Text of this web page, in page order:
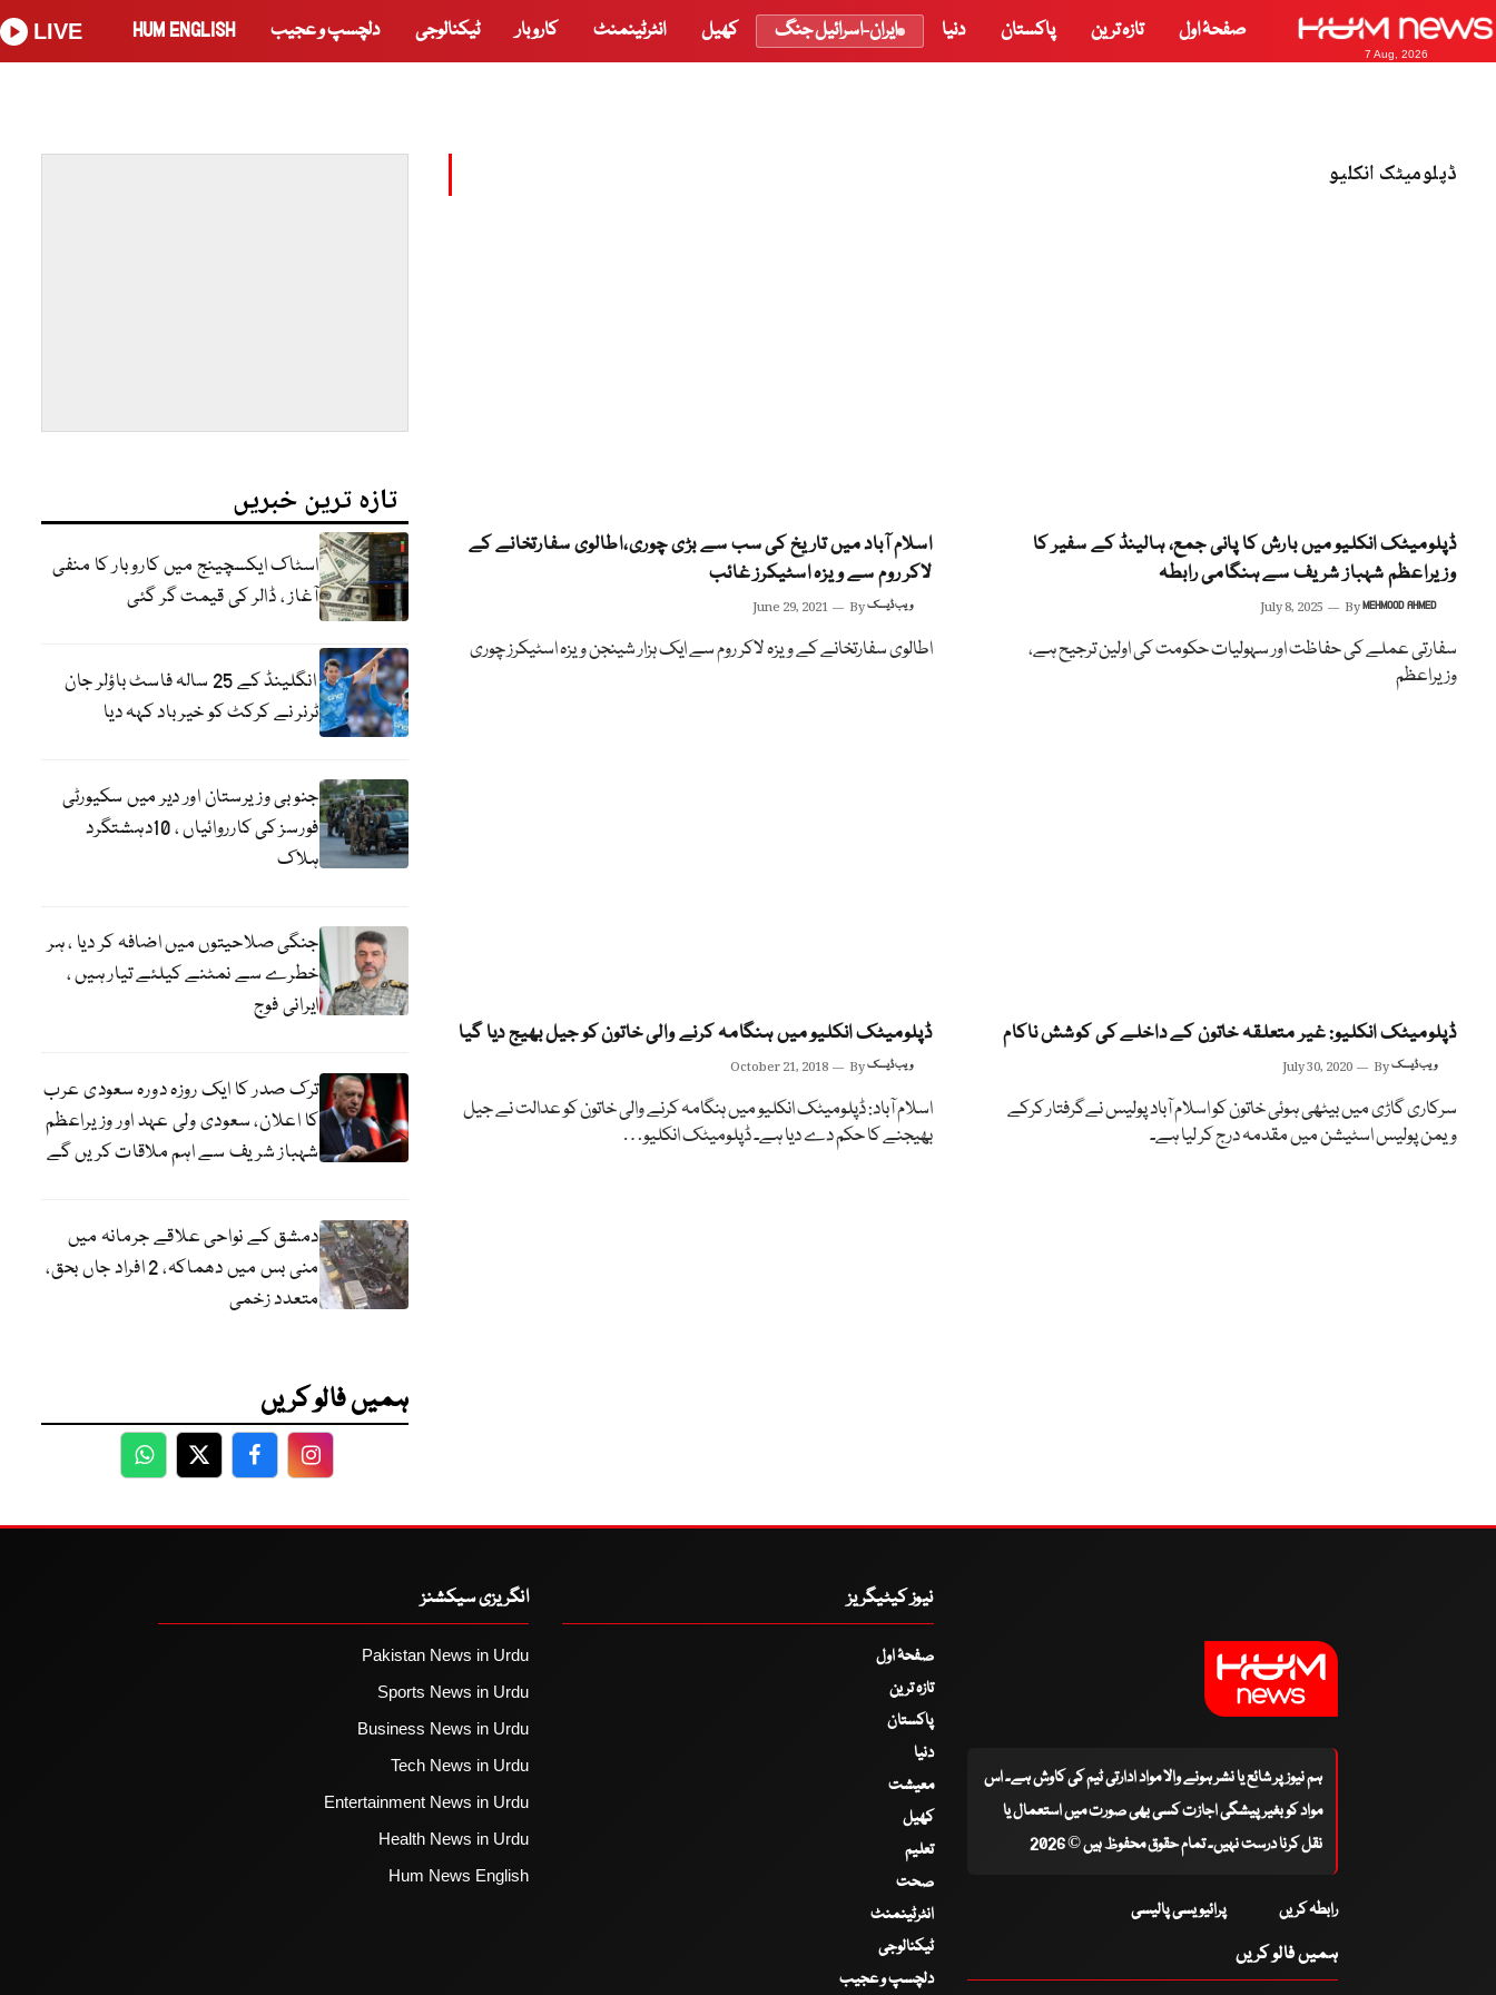
7 Aug, 2026
صفحۂ اول تازہ ترین پاکستان دنیا ایران-اسرائیل جنگ کھیل انٹرٹینمنٹ کاروبار ٹیکنالوجی دلچسپ و عجیب HUM ENGLISH
LIVE
ڈپلومیٹک انکلیو
ڈپلومیٹک انکلیو میں بارش کا پانی جمع، ہالینڈ کے سفیر کا
وزیراعظم شہباز شریف سے ہنگامی رابطہ
July 8, 2025 ByMEHMOOD AHMED
سفارتی عملے کی حفاظت اور سہولیات حکومت کی اولین ترجیح ہے،
وزیراعظم
اسلام آباد میں تاریخ کی سب سے بڑی چوری،اطالوی سفارتخانے کے
لاکر روم سے ویزہ اسٹیکرز غائب
June 29, 2021 Byویب ڈیسک
اطالوی سفارتخانے کے ویزہ لاکر روم سے ایک ہزار شینجن ویزہ اسٹیکرز چوری
ڈپلومیٹک انکلیو: غیر متعلقہ خاتون کے داخلے کی کوشش ناکام
July 30, 2020 Byویب ڈیسک
سرکاری گاڑی میں بیٹھی ہوئی خاتون کو اسلام آباد پولیس نےگرفتار کرکے
ویمن پولیس اسٹیشن میں مقدمہ درج کر لیا ہے۔
ڈپلومیٹک انکلیو میں ہنگامہ کرنے والی خاتون کو جیل بھیج دیا گیا
October 21, 2018 Byویب ڈیسک
اسلام آباد: ڈپلومیٹک انکلیو میں ہنگامہ کرنے والی خاتون کو عدالت نے جیل
بھیجنے کا حکم دے دیا ہے۔ ڈپلومیٹک انکلیو…
تازہ ترین خبریں
اسٹاک ایکسچینج میں کاروبار کا منفی
آغاز ، ڈالر کی قیمت گر گئی
انگلینڈ کے 25 سالہ فاسٹ باؤلر جان
ٹرنر نے کرکٹ کو خیر باد کہہ دیا
جنوبی وزیرستان اور دیر میں سکیورٹی
فورسز کی کارروائیاں ، 10دہشتگرد
ہلاک
جنگی صلاحیتوں میں اضافہ کر دیا ، ہر
خطرے سے نمٹنے کیلئے تیار ہیں ،
ایرانی فوج
ترک صدر کا ایک روزہ دورہ سعودی عرب
کا اعلان، سعودی ولی عہد اور وزیراعظم
شہباز شریف سے اہم ملاقات کریں گے
دمشق کے نواحی علاقے جرمانہ میں
منی بس میں دھماکہ، 2 افراد جاں بحق،
متعدد زخمی
ہمیں فالو کریں
WhatsApp
TwitterFacebookFacebook
ہم نیوز پر شائع یا نشر ہونے والا مواد ادارتی ٹیم کی کاوش ہے۔ اس
مواد کو بغیر پیشگی اجازت کسی بھی صورت میں استعمال یا
نقل کرنا درست نہیں۔ تمام حقوق محفوظ ہیں © 2026
رابطہ کریں پرائیویسی پالیسی
ہمیں فالو کریں
نیوز کیٹیگریز
صفحۂ اول
تازہ ترین
پاکستان
دنیا
معیشت
کھیل
تعلیم
صحت
انٹرٹینمنٹ
ٹیکنالوجی
دلچسپ و عجیب
انگریزی سیکشنز
Pakistan News in Urdu
Sports News in Urdu
Business News in Urdu
Tech News in Urdu
Entertainment News in Urdu
Health News in Urdu
Hum News English